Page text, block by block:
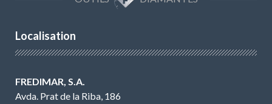
Localisation
FREDIMAR, S.A.
Avda. Prat de la Riba, 186